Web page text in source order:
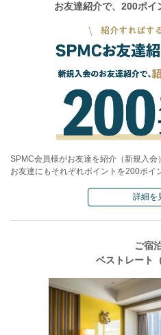
お友達紹介で、200ポイ
SPMC会員様がお友達を紹介（新規入会
お友達にもそれぞれポイントを200ポイ
詳細を
ご宿
ベストレート